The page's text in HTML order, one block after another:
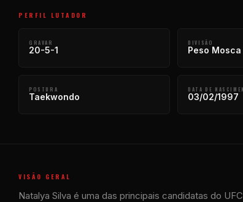
PERFIL LUTADOR
GRAVAR
20-5-1
DIVISÃO
Peso
POSTURA
Taekwondo
DATA DE
03/02/1997
VISÃO GERAL
Natalya Silva é uma das principais candidatas do UFC